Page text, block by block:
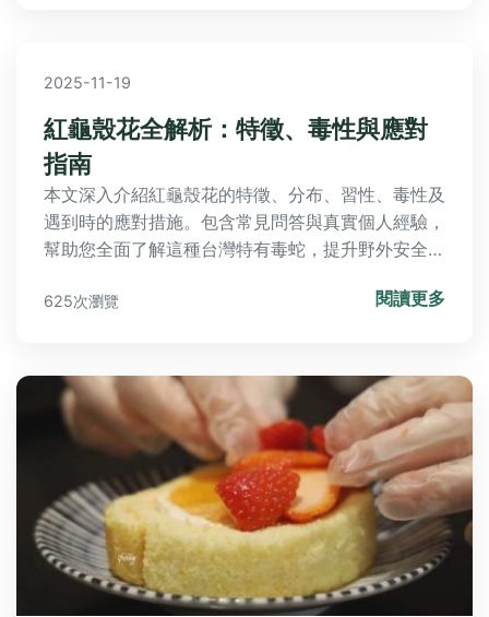
2025-11-19
紅龜殼花全解析：特徵、毒性與應對
指南
本文深入介紹紅龜殼花的特徵、分布、習性、毒性及
遇到時的應對措施。包含常見問答與真實個人經驗，
幫助您全面了解這種台灣特有毒蛇，提升野外安全知
好者與自然觀察者閱讀。
625次瀏覽 閱讀更多